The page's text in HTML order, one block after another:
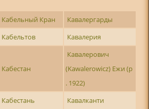
Кабельный Кран
Кавалергарды
Кабельтов Кавалерия
Кабестан
Кавалерович
(Kawalerowicz) Ежи (р
. 1922)
Кабестань
Кавалканти